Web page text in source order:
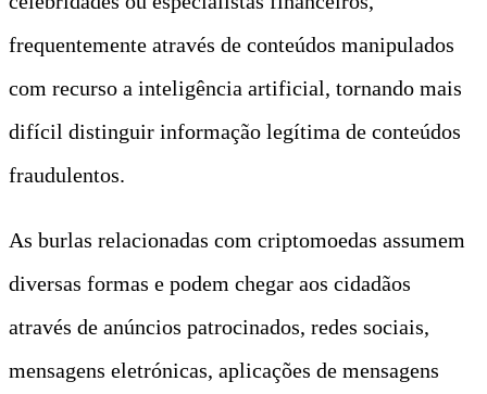
frequentemente através de conteúdos manipulados
com recurso a inteligência artificial, tornando mais
difícil distinguir informação legítima de conteúdos
fraudulentos.
As burlas relacionadas com criptomoedas assumem
diversas formas e podem chegar aos cidadãos
através de anúncios patrocinados, redes sociais,
mensagens eletrónicas, aplicações de mensagens